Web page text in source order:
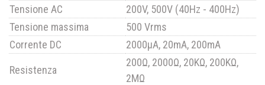
Tensione AC
200V, 500V (40Hz - 400Hz)
Tensione massima
500 Vrms
Corrente DC
2000μA, 20mA, 200mA
Resistenza
200Ω, 2000Ω, 20KΩ, 200KΩ,
2MΩ